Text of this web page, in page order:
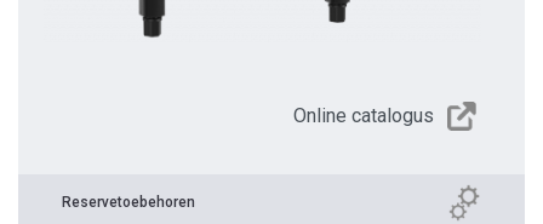
Online catalogus
Reservetoebehoren